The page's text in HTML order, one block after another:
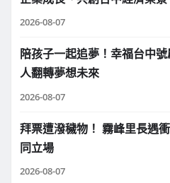
2026-08-07
陪孩子一起追夢！幸福台中
人翻轉夢想未來
2026-08-07
拜票遭潑穢物！ 霧峰里長遇
同立場
2026-08-07